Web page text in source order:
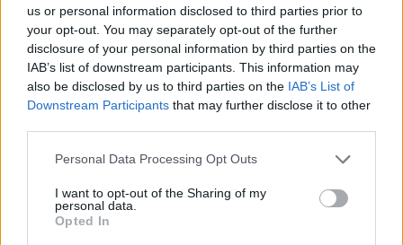
us or personal information disclosed to third parties prior to
your opt-out. You may separately opt-out of the further
disclosure of your personal information by third parties on the
IAB’s list of downstream participants. This information may
also be disclosed by us to third parties on the IAB’s List of
Downstream Participants that may further disclose it to other
Personal Data Processing Opt Outs
I want to opt-out of the Sharing of my
personal data.
Opted In
El vannak tévedve a mai diákok? Sokan már
csak így hajlandók dolgozni: elképesztő,
milyen elvárásaik vannak
A diákok által legfontosabbnak tartott készségek között
továbbra is a kommunikáció, a problémamegoldás és a
kritikus gondolkodás vezet.